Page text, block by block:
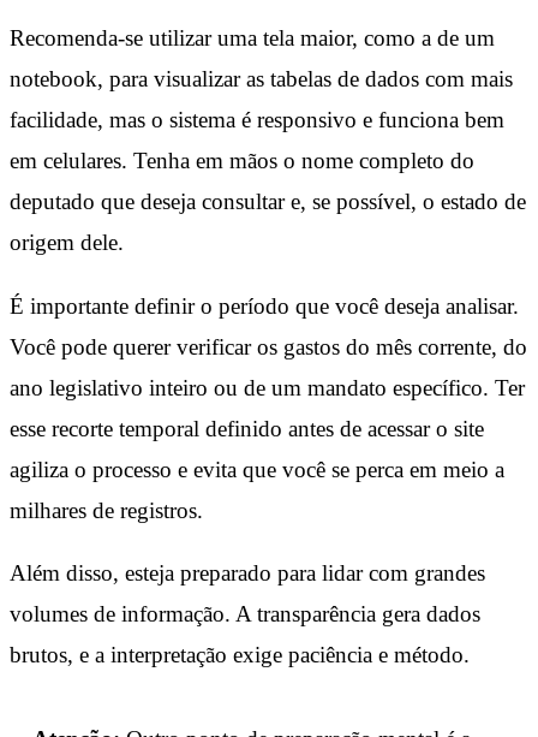
Recomenda-se utilizar uma tela maior, como a de um
notebook, para visualizar as tabelas de dados com mais
facilidade, mas o sistema é responsivo e funciona bem
em celulares. Tenha em mãos o nome completo do
deputado que deseja consultar e, se possível, o estado de
origem dele.
É importante definir o período que você deseja analisar.
Você pode querer verificar os gastos do mês corrente, do
ano legislativo inteiro ou de um mandato específico. Ter
esse recorte temporal definido antes de acessar o site
agiliza o processo e evita que você se perca em meio a
milhares de registros.
Além disso, esteja preparado para lidar com grandes
volumes de informação. A transparência gera dados
brutos, e a interpretação exige paciência e método.